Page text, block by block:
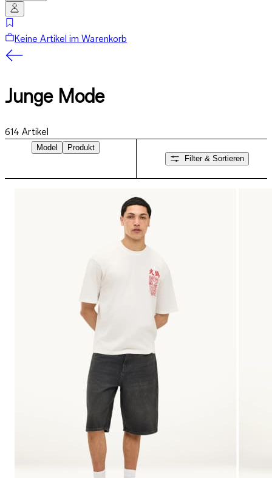
Keine Artikel im Warenkorb
Junge Mode
614 Artikel
Model
Produkt
Filter & Sortieren